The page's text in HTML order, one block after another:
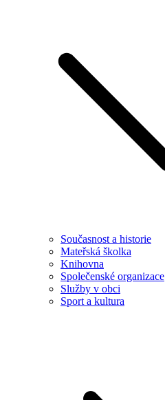
Současnost a historie
Mateřská školka
Knihovna
Společenské organizace
Služby v obci
Sport a kultura